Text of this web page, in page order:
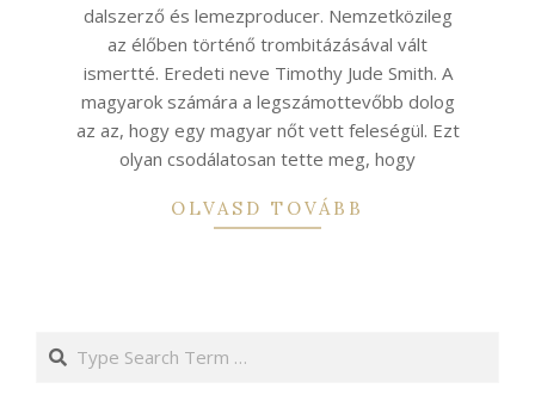
dalszerző és lemezproducer. Nemzetközileg
az élőben történő trombitázásával vált
ismertté. Eredeti neve Timothy Jude Smith. A
magyarok számára a legszámottevőbb dolog
az az, hogy egy magyar nőt vett feleségül. Ezt
olyan csodálatosan tette meg, hogy
OLVASD TOVÁBB
Search